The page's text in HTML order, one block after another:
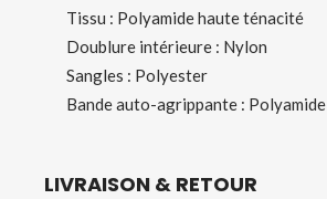
Tissu : Polyamide haute ténacité
Doublure intérieure : Nylon
Sangles : Polyester
Bande auto-agrippante : Polyamide
LIVRAISON & RETOUR